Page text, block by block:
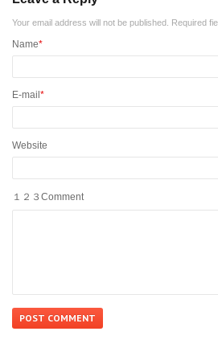
Your email address will not be published. Required
Name*
E-mail *
Website
１２３Comment